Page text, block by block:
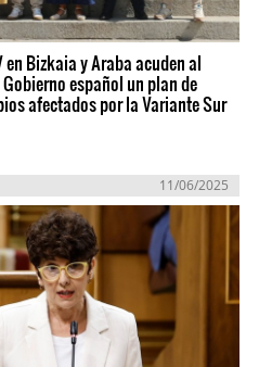
en Bizkaia y Araba acuden al
español un plan de
afectados por la Variante Sur
11/06/2025